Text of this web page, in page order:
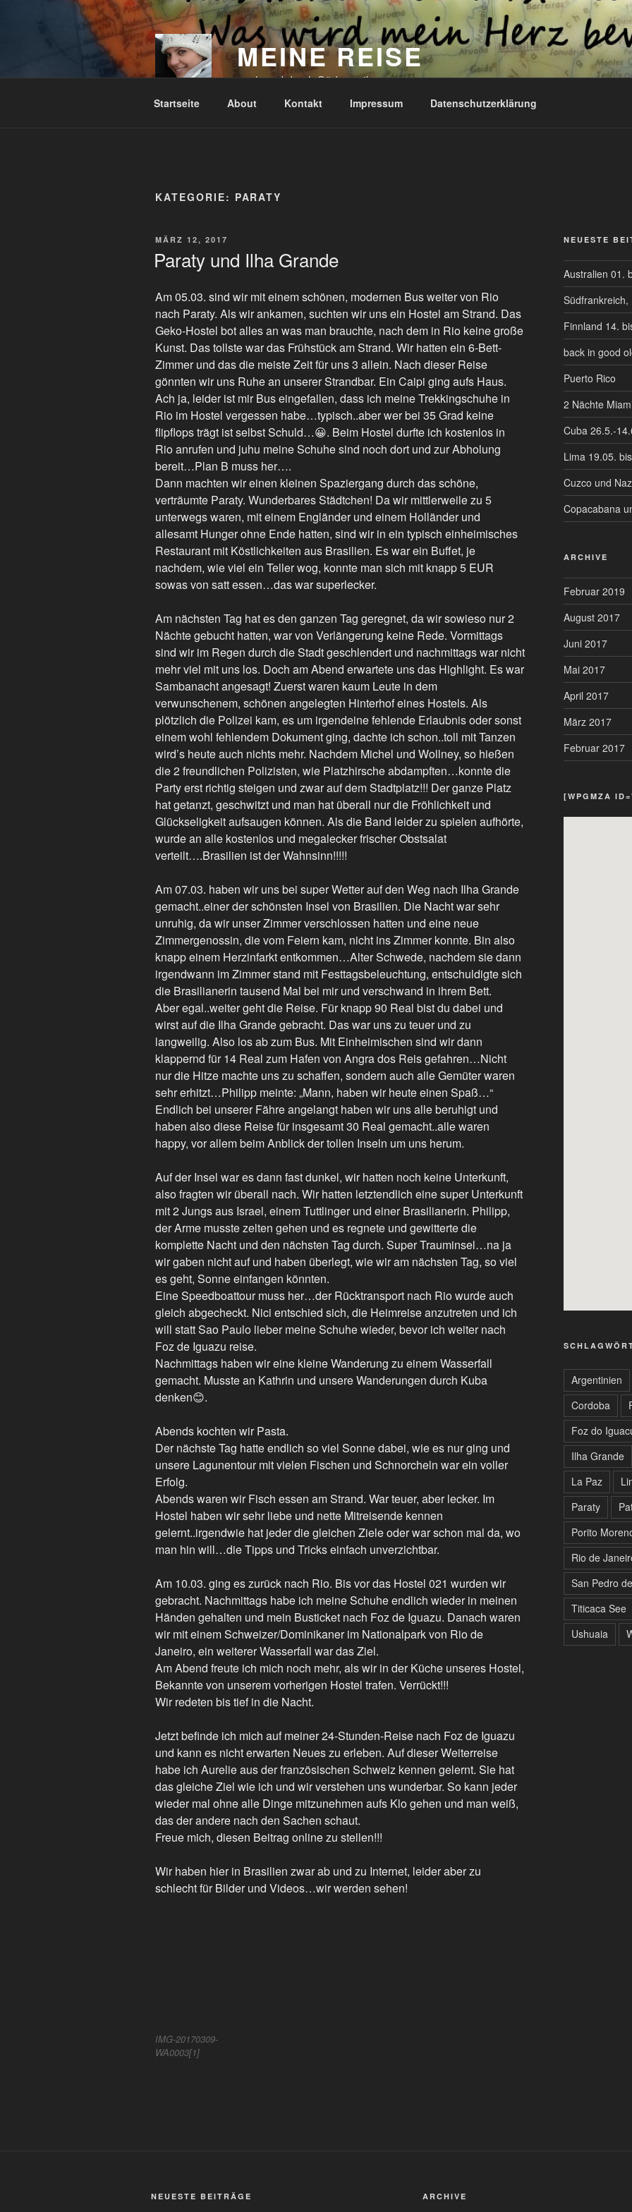
MEINE REISE
nach und durch Südamerika
Startseite About Kontakt Impressum Datenschutzerklärung
KATEGORIE: PARATY
VERÖFFENTLICHT
MÄRZ 12, 2017
Paraty und Ilha Grande
Am 05.03. sind wir mit einem schönen, modernen Bus weiter von Rio
nach Paraty. Als wir ankamen, suchten wir uns ein Hostel am Strand. Das
Geko-Hostel bot alles an was man brauchte, nach dem in Rio keine große
Kunst. Das tollste war das Frühstück am Strand. Wir hatten ein 6-Bett-
Zimmer und das die meiste Zeit für uns 3 allein. Nach dieser Reise
gönnten wir uns Ruhe an unserer Strandbar. Ein Caipi ging aufs Haus.
Ach ja, leider ist mir Bus eingefallen, dass ich meine Trekkingschuhe in
Rio im Hostel vergessen habe…typisch..aber wer bei 35 Grad keine
flipflops trägt ist selbst Schuld…😀. Beim Hostel durfte ich kostenlos in
Rio anrufen und juhu meine Schuhe sind noch dort und zur Abholung
bereit…Plan B muss her….
Dann machten wir einen kleinen Spaziergang durch das schöne,
verträumte Paraty. Wunderbares Städtchen! Da wir mittlerweile zu 5
unterwegs waren, mit einem Engländer und einem Holländer und
allesamt Hunger ohne Ende hatten, sind wir in ein typisch einheimisches
Restaurant mit Köstlichkeiten aus Brasilien. Es war ein Buffet, je
nachdem, wie viel ein Teller wog, konnte man sich mit knapp 5 EUR
sowas von satt essen…das war superlecker.
Am nächsten Tag hat es den ganzen Tag geregnet, da wir sowieso nur 2
Nächte gebucht hatten, war von Verlängerung keine Rede. Vormittags
sind wir im Regen durch die Stadt geschlendert und nachmittags war nicht
mehr viel mit uns los. Doch am Abend erwartete uns das Highlight. Es war
Sambanacht angesagt! Zuerst waren kaum Leute in dem
verwunschenem, schönen angelegten Hinterhof eines Hostels. Als
plötzlich die Polizei kam, es um irgendeine fehlende Erlaubnis oder sonst
einem wohl fehlendem Dokument ging, dachte ich schon..toll mit Tanzen
wird’s heute auch nichts mehr. Nachdem Michel und Wollney, so hießen
die 2 freundlichen Polizisten, wie Platzhirsche abdampften…konnte die
Party erst richtig steigen und zwar auf dem Stadtplatz!!! Der ganze Platz
hat getanzt, geschwitzt und man hat überall nur die Fröhlichkeit und
Glückseligkeit aufsaugen können. Als die Band leider zu spielen aufhörte,
wurde an alle kostenlos und megalecker frischer Obstsalat
verteilt….Brasilien ist der Wahnsinn!!!!!
Am 07.03. haben wir uns bei super Wetter auf den Weg nach Ilha Grande
gemacht..einer der schönsten Insel von Brasilien. Die Nacht war sehr
unruhig, da wir unser Zimmer verschlossen hatten und eine neue
Zimmergenossin, die vom Feiern kam, nicht ins Zimmer konnte. Bin also
knapp einem Herzinfarkt entkommen…Alter Schwede, nachdem sie dann
irgendwann im Zimmer stand mit Festtagsbeleuchtung, entschuldigte sich
die Brasilianerin tausend Mal bei mir und verschwand in ihrem Bett.
Aber egal..weiter geht die Reise. Für knapp 90 Real bist du dabei und
wirst auf die Ilha Grande gebracht. Das war uns zu teuer und zu
langweilig. Also los ab zum Bus. Mit Einheimischen sind wir dann
klappernd für 14 Real zum Hafen von Angra dos Reis gefahren…Nicht
nur die Hitze machte uns zu schaffen, sondern auch alle Gemüter waren
sehr erhitzt…Philipp meinte: „Mann, haben wir heute einen Spaß…“
Endlich bei unserer Fähre angelangt haben wir uns alle beruhigt und
haben also diese Reise für insgesamt 30 Real gemacht..alle waren
happy, vor allem beim Anblick der tollen Inseln um uns herum.
Auf der Insel war es dann fast dunkel, wir hatten noch keine Unterkunft,
also fragten wir überall nach. Wir hatten letztendlich eine super Unterkunft
mit 2 Jungs aus Israel, einem Tuttlinger und einer Brasilianerin. Philipp,
der Arme musste zelten gehen und es regnete und gewitterte die
komplette Nacht und den nächsten Tag durch. Super Trauminsel…na ja
wir gaben nicht auf und haben überlegt, wie wir am nächsten Tag, so viel
es geht, Sonne einfangen könnten.
Eine Speedboattour muss her…der Rücktransport nach Rio wurde auch
gleich abgecheckt. Nici entschied sich, die Heimreise anzutreten und ich
will statt Sao Paulo lieber meine Schuhe wieder, bevor ich weiter nach
Foz de Iguazu reise.
Nachmittags haben wir eine kleine Wanderung zu einem Wasserfall
gemacht. Musste an Kathrin und unsere Wanderungen durch Kuba
denken😊.
Abends kochten wir Pasta.
Der nächste Tag hatte endlich so viel Sonne dabei, wie es nur ging und
unsere Lagunentour mit vielen Fischen und Schnorcheln war ein voller
Erfolg.
Abends waren wir Fisch essen am Strand. War teuer, aber lecker. Im
Hostel haben wir sehr liebe und nette Mitreisende kennen
gelernt..irgendwie hat jeder die gleichen Ziele oder war schon mal da, wo
man hin will…die Tipps und Tricks einfach unverzichtbar.
Am 10.03. ging es zurück nach Rio. Bis vor das Hostel 021 wurden wir
gebracht. Nachmittags habe ich meine Schuhe endlich wieder in meinen
Händen gehalten und mein Busticket nach Foz de Iguazu. Danach waren
wir mit einem Schweizer/Dominikaner im Nationalpark von Rio de
Janeiro, ein weiterer Wasserfall war das Ziel.
Am Abend freute ich mich noch mehr, als wir in der Küche unseres Hostel,
Bekannte von unserem vorherigen Hostel trafen. Verrückt!!!
Wir redeten bis tief in die Nacht.
Jetzt befinde ich mich auf meiner 24-Stunden-Reise nach Foz de Iguazu
und kann es nicht erwarten Neues zu erleben. Auf dieser Weiterreise
habe ich Aurelie aus der französischen Schweiz kennen gelernt. Sie hat
das gleiche Ziel wie ich und wir verstehen uns wunderbar. So kann jeder
wieder mal ohne alle Dinge mitzunehmen aufs Klo gehen und man weiß,
das der andere nach den Sachen schaut.
Freue mich, diesen Beitrag online zu stellen!!!
Wir haben hier in Brasilien zwar ab und zu Internet, leider aber zu
schlecht für Bilder und Videos…wir werden sehen!
IMG-20170309-
WA0003[1]
NEUESTE
Australien 01.
Südfrankreich,
Finnland 14.
back in good
Puerto Rico
2 Nächte
Cuba 26.5.-
Lima 19.05.
Cuzco und
Copacabana
ARCHIVE
Februar 2019
August 2017
Juni 2017
Mai 2017
April 2017
März 2017
Februar 2017
[WPGMZA
Argentinien
Cordoba
Foz do
Ilha Grande
La Paz
Paraty
Porito
Rio de
San Pedro
Titicaca See
Ushuaia
NEUESTE BEITRÄGE ARCHIVE